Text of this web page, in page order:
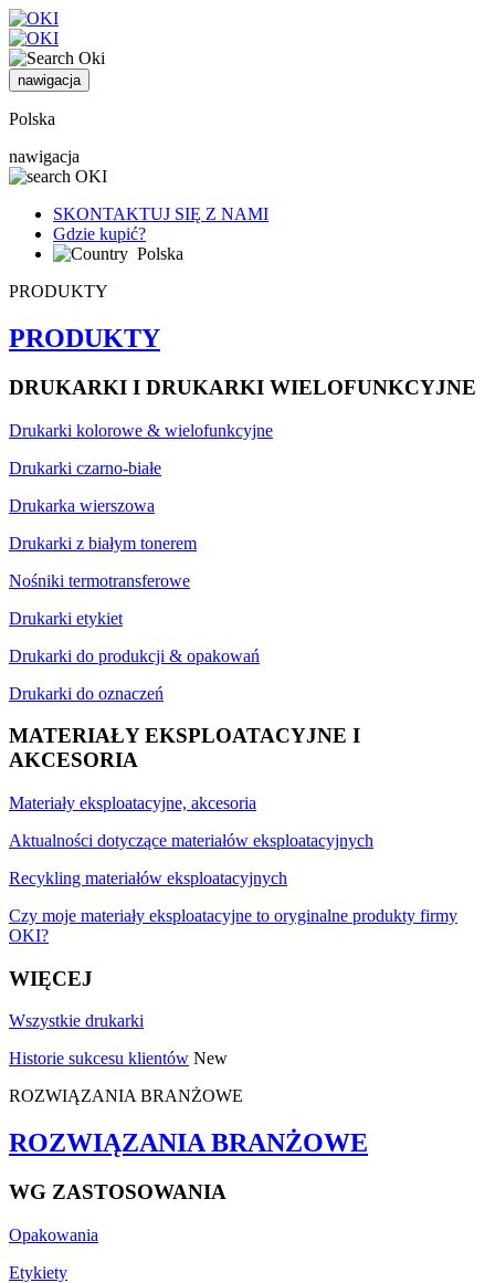
nawigacja
Polska
nawigacja
SKONTAKTUJ SIĘ Z NAMI
Gdzie kupić?
Polska
PRODUKTY
PRODUKTY
DRUKARKI I DRUKARKI WIELOFUNKCYJNE
Drukarki kolorowe & wielofunkcyjne
Drukarki czarno-białe
Drukarka wierszowa
Drukarki z białym tonerem
Nośniki termotransferowe
Drukarki etykiet
Drukarki do produkcji & opakowań
Drukarki do oznaczeń
MATERIAŁY EKSPLOATACYJNE I
AKCESORIA
Materiały eksploatacyjne, akcesoria
Aktualności dotyczące materiałów eksploatacyjnych
Recykling materiałów eksploatacyjnych
Czy moje materiały eksploatacyjne to oryginalne produkty firmy
OKI?
WIĘCEJ
Wszystkie drukarki
Historie sukcesu klientów New
ROZWIĄZANIA BRANŻOWE
ROZWIĄZANIA BRANŻOWE
WG ZASTOSOWANIA
Opakowania
Etykiety